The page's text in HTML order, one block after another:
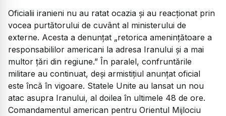
Oficialii iranieni nu au ratat ocazia și au reacționat prin
vocea purtătorului de cuvânt al ministerului de
externe. Acesta a denunțat „retorica amenințătoare a
responsabililor americani la adresa Iranului și a mai
multor țări din regiune.” În paralel, confruntările
militare au continuat, deși armistițiul anunțat oficial
este încă în vigoare. Statele Unite au lansat un nou
atac asupra Iranului, al doilea în ultimele 48 de ore.
Comandamentul american pentru Orientul Mijlociu